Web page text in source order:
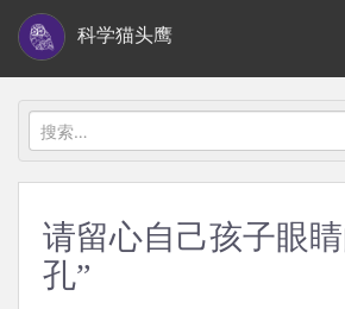
i
科学猫头鹰
搜
索：
请留心自己孩子眼
孔”